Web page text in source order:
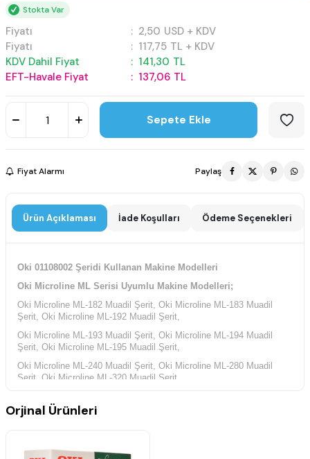
Stokta Var
Fiyatı : 2,50 USD + KDV
Fiyatı
: 117,75 TL + KDV
KDV Dahil Fiyat
: 141,30 TL
EFT-Havale Fiyat
: 137,06 TL
Sepete Ekle
Fiyat Alarmı Paylaş
Ürün Açıklaması İade Koşulları Ödeme Seçenekleri
Oki 01108002 Şeridi Kullanan Makine Modelleri
Oki Microline ML Serisi Uyumlu Makine Modelleri;
Oki Microline ML-182 Muadil Şerit, Oki Microline ML-183 Muadil
Şerit, Oki Microline ML-192 Muadil Şerit,
Oki Microline ML-193 Muadil Şerit, Oki Microline ML-194 Muadil
Şerit, Oki Microline ML-195 Muadil Şerit,
Oki Microline ML-240 Muadil Şerit, Oki Microline ML-280 Muadil
Şerit, Oki Microline ML-320 Muadil Şerit,
Şerit, Oki Microline ML-3321 Muadil Şerit,
Orjinal Ürünleri